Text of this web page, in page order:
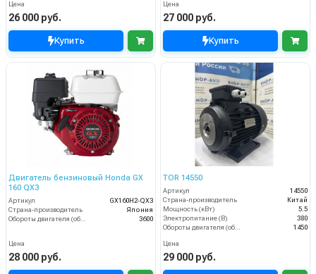
Цена
26 000 руб.
Купить
Цена
27 000 руб.
Купить
Двигатель бензиновый Honda GX
160 QX3
Артикул
GX160H2-QX3
Страна-производитель
Япония
Обороты двигателя (об/мин)
3600
Цена
28 000 руб.
TOR 14550
Артикул
14550
Страна-производитель
Китай
Мощность (кВт)
5.5
Электропитание (В)
380
Обороты двигателя (об/мин)
1450
Цена
29 000 руб.